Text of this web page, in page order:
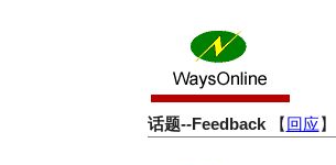
话题--Feedback【 回应 】